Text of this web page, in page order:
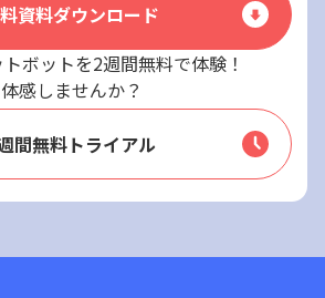
資料ダウンロード
ボットを2週間無料で体験！
感しませんか？
間無料トライアル